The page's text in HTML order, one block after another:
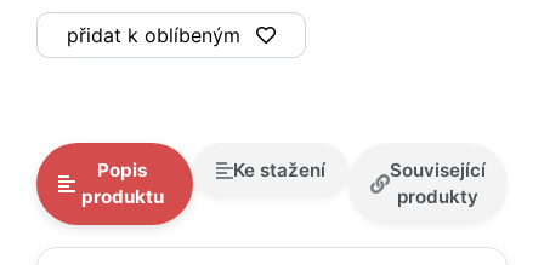
přidat k oblíbeným
Popis
produktu
Ke stažení
Související
produkty